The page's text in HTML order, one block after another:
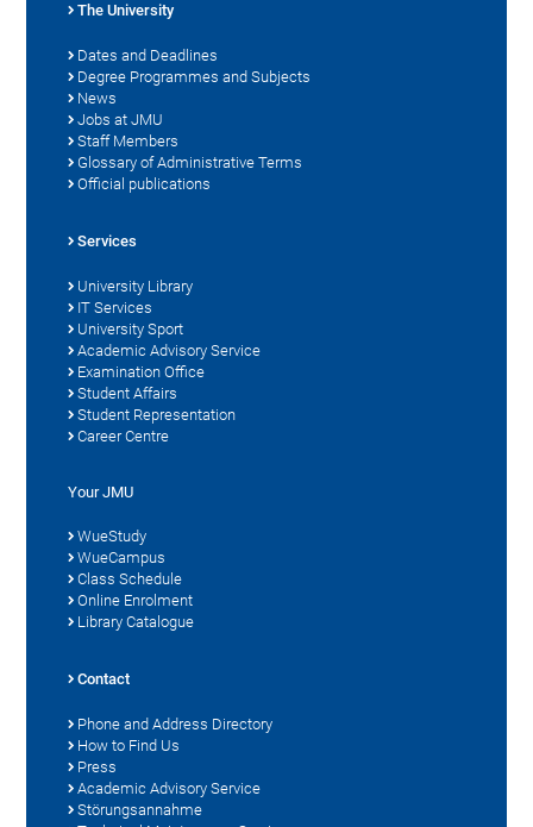
The University
Dates and Deadlines
Degree Programmes and Subjects
News
Jobs at JMU
Staff Members
Glossary of Administrative Terms
Official publications
Services
University Library
IT Services
University Sport
Academic Advisory Service
Examination Office
Student Affairs
Student Representation
Career Centre
Your JMU
WueStudy
WueCampus
Class Schedule
Online Enrolment
Library Catalogue
Contact
Phone and Address Directory
How to Find Us
Press
Academic Advisory Service
Störungsannahme